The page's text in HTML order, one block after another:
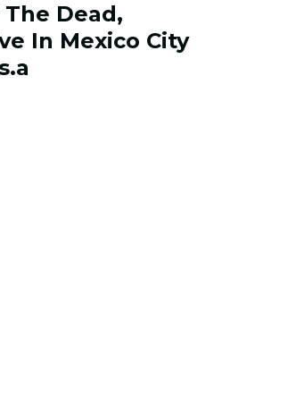
Dead,
In Mexico City